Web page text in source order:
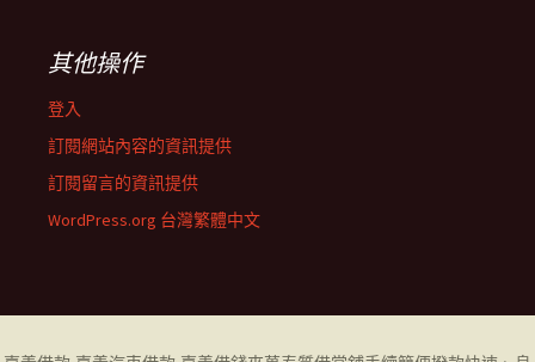
其他操作
登入
訂閱網站內容的資訊提供
訂閱留言的資訊提供
WordPress.org 台灣繁體中文